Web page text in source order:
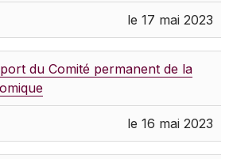
le 17 mai 2023
du Comité permanent de la
le 16 mai 2023